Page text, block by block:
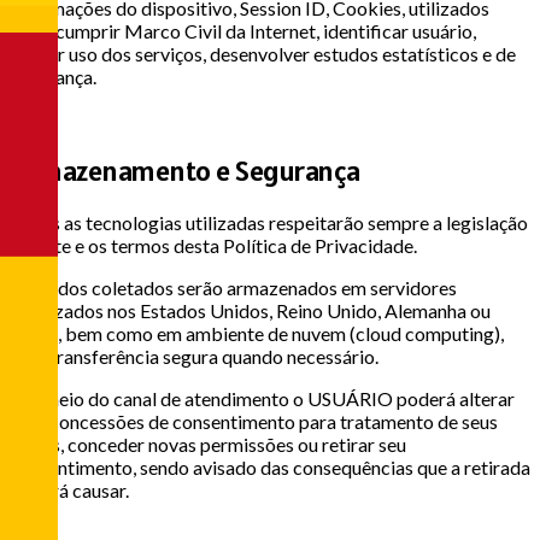
informações do dispositivo, Session ID, Cookies, utilizados
para: cumprir Marco Civil da Internet, identificar usuário,
avaliar uso dos serviços, desenvolver estudos estatísticos e de
segurança.
Armazenamento e Segurança
Todas as tecnologias utilizadas respeitarão sempre a legislação
vigente e os termos desta Política de Privacidade.
Os dados coletados serão armazenados em servidores
localizados nos Estados Unidos, Reino Unido, Alemanha ou
Brasil, bem como em ambiente de nuvem (cloud computing),
com transferência segura quando necessário.
Por meio do canal de atendimento o USUÁRIO poderá alterar
suas concessões de consentimento para tratamento de seus
dados, conceder novas permissões ou retirar seu
consentimento, sendo avisado das consequências que a retirada
poderá causar.